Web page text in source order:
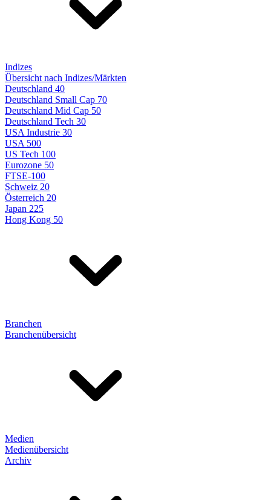
Indizes
Übersicht nach Indizes/Märkten
Deutschland 40
Deutschland Small Cap 70
Deutschland Mid Cap 50
Deutschland Tech 30
USA Industrie 30
USA 500
US Tech 100
Eurozone 50
FTSE-100
Schweiz 20
Österreich 20
Japan 225
Hong Kong 50
Branchen
Branchenübersicht
Medien
Medienübersicht
Archiv